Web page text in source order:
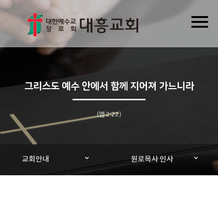
그리스도 예수 안에서 함께 지어져 가느니라
(엡 2:22)
교회안내 원로목사 인사